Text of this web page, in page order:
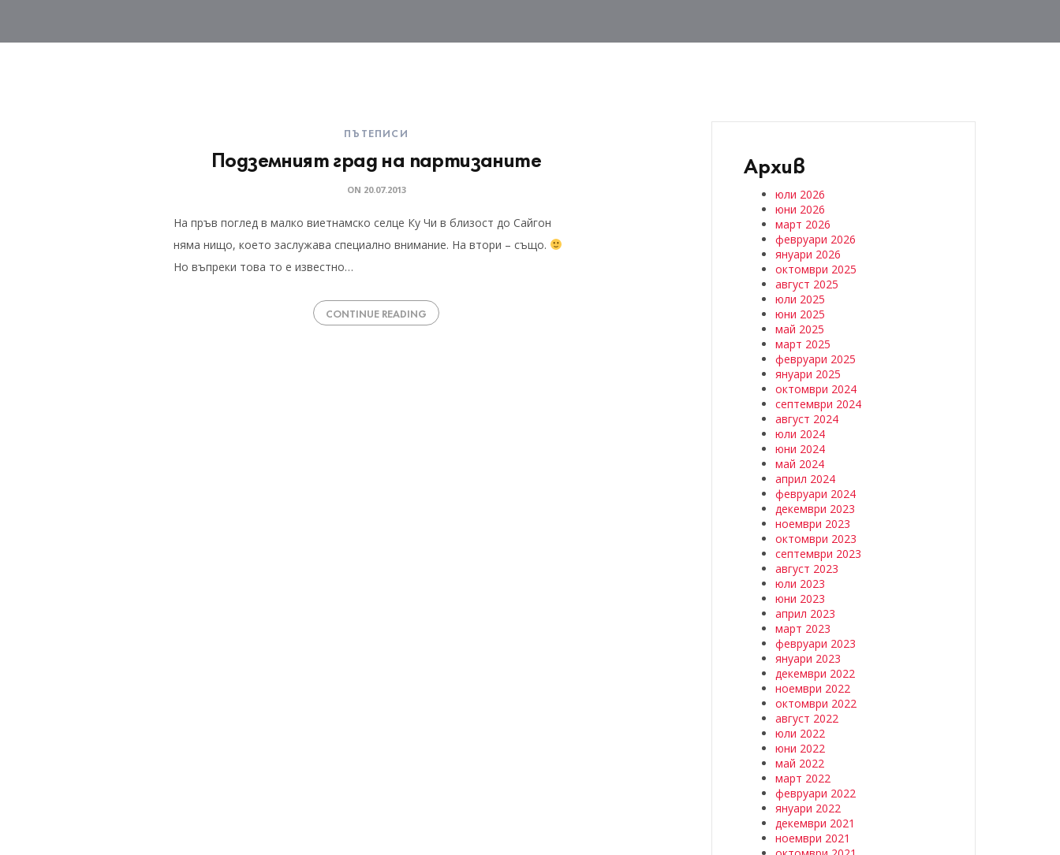
ПЪТЕПИСИ
Подземният град на партизаните
ON 20.07.2013
На пръв поглед в малко виетнамско селце Ку Чи в близост до Сайгон
няма нищо, което заслужава специално внимание. На втори – също.
Но въпреки това то е известно…
CONTINUE READING
Архив
юли 2026
юни 2026
март 2026
февруари 2026
януари 2026
октомври 2025
август 2025
юли 2025
юни 2025
май 2025
март 2025
февруари 2025
януари 2025
октомври 2024
септември 2024
август 2024
юли 2024
юни 2024
май 2024
април 2024
февруари 2024
декември 2023
ноември 2023
октомври 2023
септември 2023
август 2023
юли 2023
юни 2023
април 2023
март 2023
февруари 2023
януари 2023
декември 2022
ноември 2022
октомври 2022
август 2022
юли 2022
юни 2022
май 2022
март 2022
февруари 2022
януари 2022
декември 2021
ноември 2021